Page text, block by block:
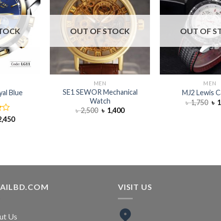
Blue
OUT OF STOCK
MEN
SE1 SEWOR Mechanical
Watch
৳2,500 ৳ 1,400
OUT OF
MEN
MJ2 Lewis
৳1,750 ৳
Us
VISIT US